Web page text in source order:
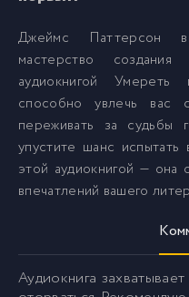
32 01_03_10
33 01_03_11
34 01_04_01
36 01_04_03
Джеймс Паттерсон
мастерство
аудиокнигой
способно увлечь вас
переживать за
упустите шанс
этой аудиокнигой — она
впечатлений вашего
Аудиокнига